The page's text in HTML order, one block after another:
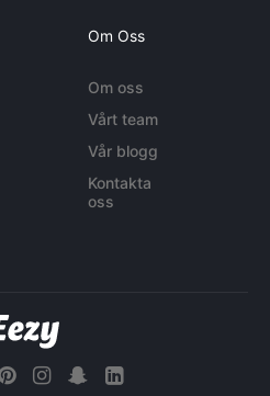
Om Oss
Om oss
Vårt team
Vår blogg
Kontakta
oss